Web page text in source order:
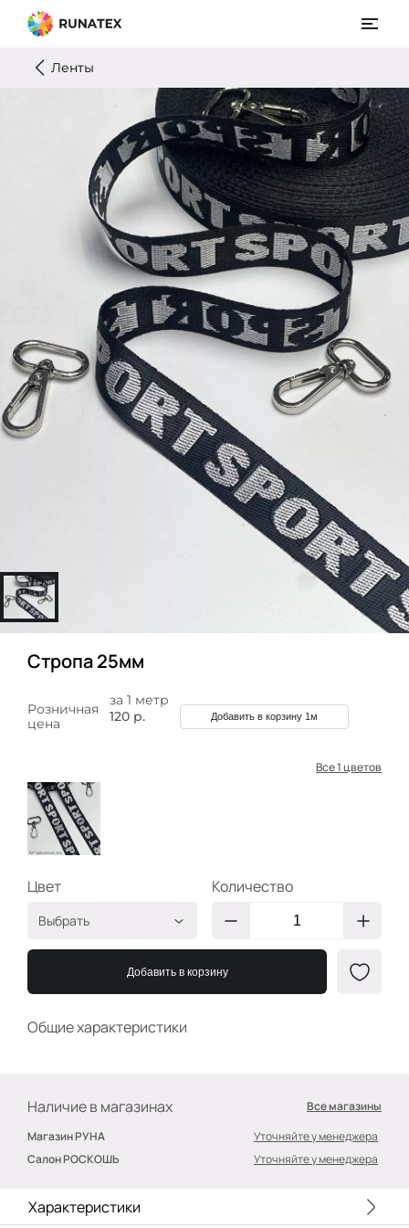
Ленты
Стропа 25мм
Общие характеристики
за 1 метр
Розничная
цена
120 р. Добавить в корзину 1м
Все 1 цветов
Наличие в магазинах
Все магазины
Магазин РУНА
Уточняйте у менеджера
Салон РОСКОШЬ
Уточняйте у менеджера
Цвет
Выбрать
W/Чёрный
2400000453611
Количество
Добавить в корзину
Характеристики